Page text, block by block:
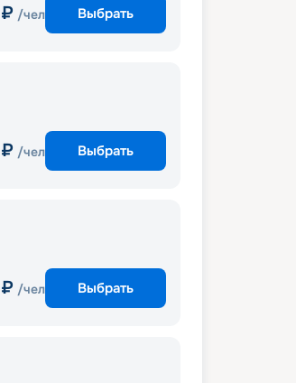
₽ /чел Выбрать
₽ /чел Выбрать
₽ /чел Выбрать